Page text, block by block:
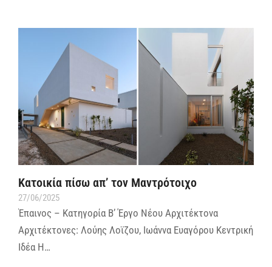
Κατοικία πίσω απ’ τον Μαντρότοιχο
27/06/2025
Έπαινος – Κατηγορία Β’ Έργο Νέου Αρχιτέκτονα
Αρχιτέκτονες: Λούης Λοϊζου, Ιωάννα Ευαγόρου Κεντρική
Ιδέα Η…